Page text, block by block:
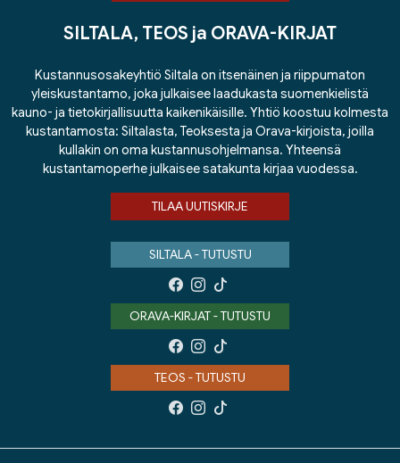
SILTALA, TEOS ja ORAVA-KIRJAT
Kustannusosakeyhtiö Siltala on itsenäinen ja riippumaton
yleiskustantamo, joka julkaisee laadukasta suomenkielistä
kauno- ja tietokirjallisuutta kaikenikäisille. Yhtiö koostuu kolmesta
kustantamosta: Siltalasta, Teoksesta ja Orava-kirjoista, joilla
kullakin on oma kustannusohjelmansa. Yhteensä
kustantamoperhe julkaisee satakunta kirjaa vuodessa.
TILAA UUTISKIRJE
SILTALA - TUTUSTU
ORAVA-KIRJAT - TUTUSTU
TEOS - TUTUSTU